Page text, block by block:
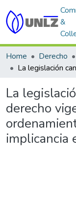
&
Home Derecho
La
derecho
implicancia